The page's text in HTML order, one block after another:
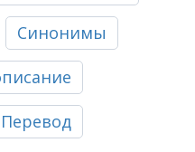
Синонимы
Перевод